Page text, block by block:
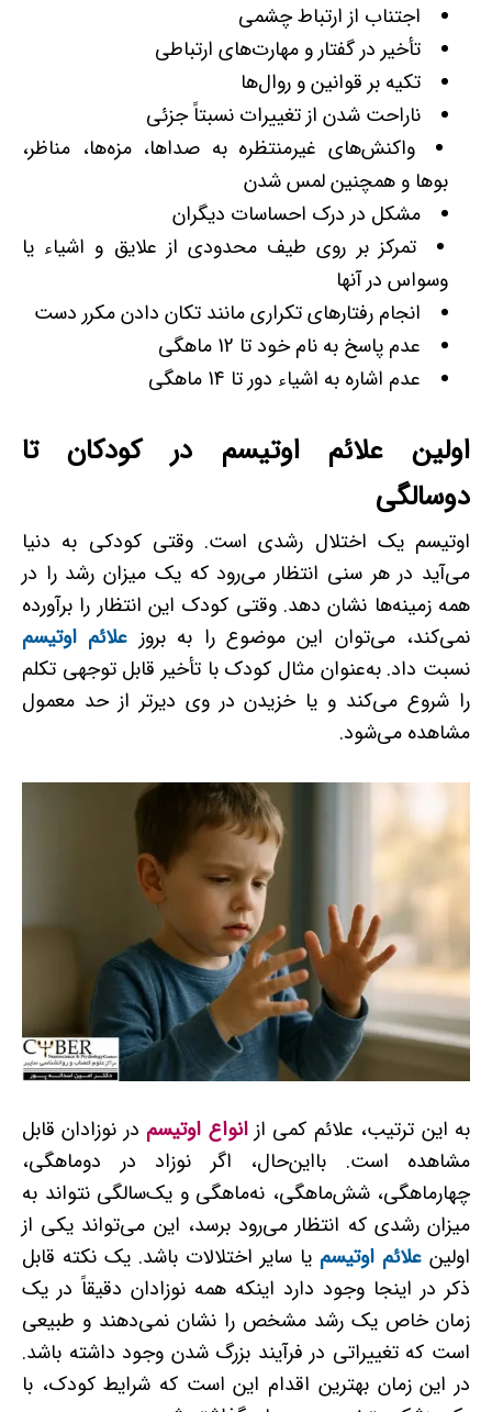
اجتناب از ارتباط چشمی
تأخیر در گفتار و مهارت‌های ارتباطی
تکیه بر قوانین و روال‌ها
ناراحت شدن از تغییرات نسبتاً جزئی
واکنش‌های غیرمنتظره به صداها، مزه‌ها، مناظر،
بوها و همچنین لمس شدن
مشکل در درک احساسات دیگران
تمرکز بر روی طیف محدودی از علایق و اشیاء یا
وسواس در آنها
انجام رفتارهای تکراری مانند تکان دادن مکرر دست
عدم پاسخ به نام خود تا 12 ماهگی
عدم اشاره به اشیاء دور تا 14 ماهگی
اولین علائم اوتیسم در کودکان تا
دوسالگی
اوتیسم یک اختلال رشدی است. وقتی کودکی به دنیا
می‌‌آید در هر سنی انتظار می‌رود که یک میزان رشد را در
همه زمینه‌ها نشان دهد. وقتی کودک این انتظار را برآورده
نمی‌کند، می‌توان این موضوع را به بروز علائم اوتیسم
نسبت داد. به‌عنوان مثال کودک با تأخیر قابل ‌توجهی تکلم
را شروع می‌کند و یا خزیدن در وی دیرتر از حد معمول
مشاهده می‌شود.
به ‌این ‌ترتیب، علائم کمی از انواع اوتیسم در نوزادان قابل
مشاهده است. بااین‌حال، اگر نوزاد در دوماهگی،
چهارماهگی، شش‌ماهگی، نه‌ماهگی و یک‌سالگی نتواند به
میزان رشدی که انتظار می‌رود برسد، این می‌تواند یکی از
اولین علائم اوتیسم یا سایر اختلالات باشد. یک نکته قابل
‌ذکر در اینجا وجود دارد اینکه همه نوزادان دقیقاً در یک
‌زمان خاص یک رشد مشخص را نشان نمی‌دهند و طبیعی
است که تغییراتی در فرآیند بزرگ شدن وجود داشته باشد.
در این زمان بهترین اقدام این است که شرایط کودک، با